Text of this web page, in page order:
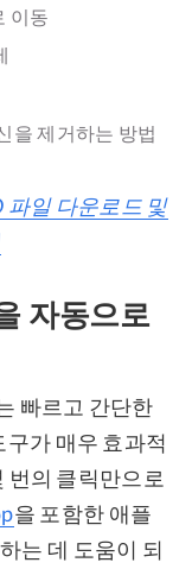
이동
을 제거하는 방법
파일 다운로드 및
자동으로
빠르고 간단한
가 매우 효과적
번의 클릭만으로
을 포함한 애플
는 데 도움이 되